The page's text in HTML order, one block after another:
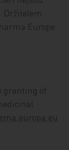
Držitelem
Europe
granting of